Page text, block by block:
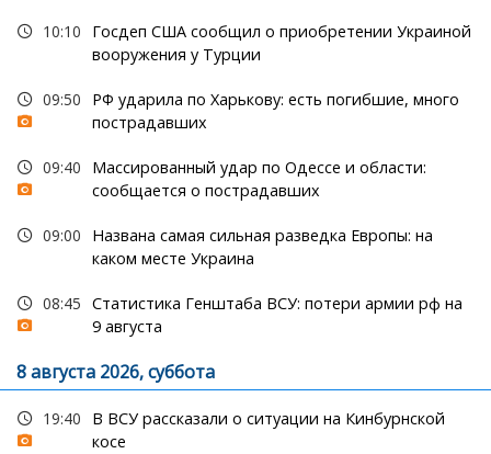
10:10
Госдеп США сообщил о приобретении Украиной
вооружения у Турции
09:50
РФ ударила по Харькову: есть погибшие, много
пострадавших
09:40
Массированный удар по Одессе и области:
сообщается о пострадавших
09:00
Названа самая сильная разведка Европы: на
каком месте Украина
08:45 Статистика Генштаба ВСУ: потери армии рф на
9 августа
8 августа 2026, суббота
19:40
В ВСУ рассказали о ситуации на Кинбурнской
косе